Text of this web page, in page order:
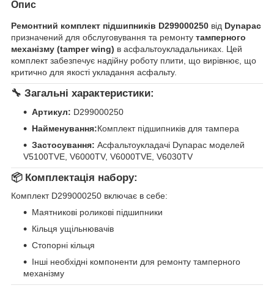
Опис
Ремонтний комплект підшипників D299000250 від Dynapac
призначений для обслуговування та ремонту тамперного
механізму (tamper wing) в асфальтоукладальниках. Цей
комплект забезпечує надійну роботу плити, що вирівнює, що
критично для якості укладання асфальту.
🔧 Загальні характеристики:
Артикул: D299000250
Найменування:Комплект підшипників для тампера
Застосування: Асфальтоукладачі Dynapac моделей
V5100TVE, V6000TV, V6000TVE, V6030TV
📦 Комплектація набору:
Комплект D299000250 включає в себе:
Маятникові роликові підшипники
Кільця ущільнювачів
Стопорні кільця
Інші необхідні компоненти для ремонту тамперного
механізму